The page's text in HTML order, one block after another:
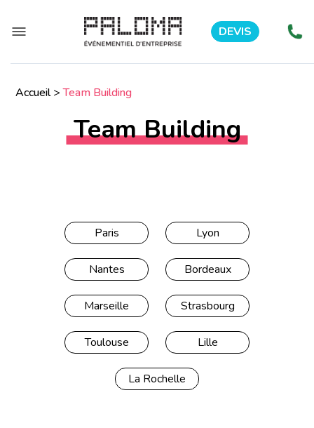
DEVIS
Accueil>Team Building
Team Building
Paris Lyon
Nantes Bordeaux
Marseille Strasbourg
Toulouse Lille
La Rochelle